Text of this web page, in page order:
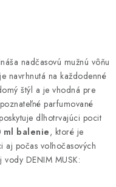
nadčasovú mužnú vôňu
navrhnutá na každodenné
štýl a je vhodná pre
parfumované
dlhotrvajúci pocit
ml balenie, ktoré je
aj počas voľnočasových
vody DENIM MUSK: